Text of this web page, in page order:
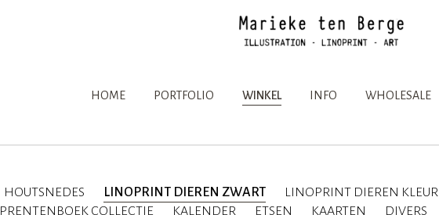
HOME PORTFOLIO WINKEL INFO WHOLESALE
HOUTSNEDES LINOPRINT DIEREN ZWART LINOPRINT DIEREN KLEUR
PRENTENBOEK COLLECTIE KALENDER ETSEN KAARTEN DIVERS